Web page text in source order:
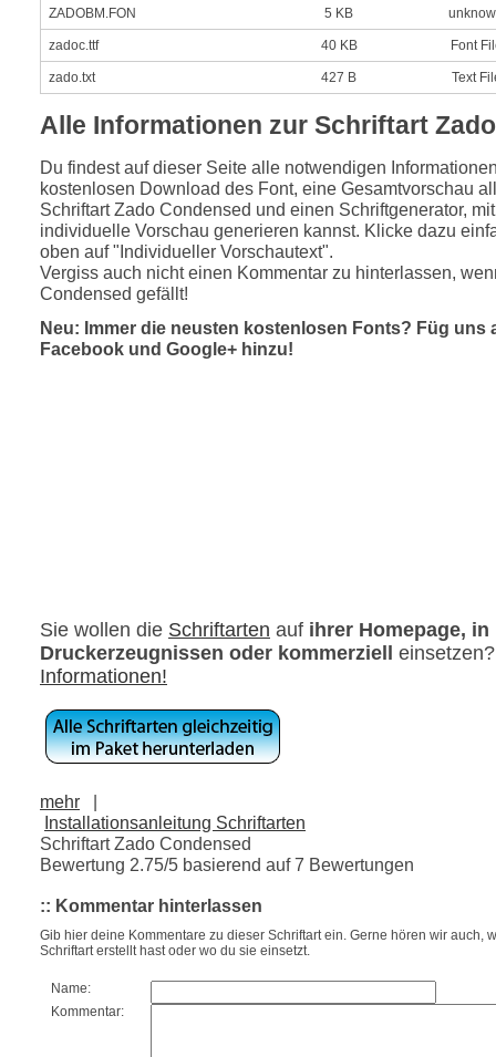
ZADOBM.FON 5 KB
zadoc.ttf 40 KB Font
zado.txt 427 B Text
Alle Informationen zur Schriftart
Du findest auf dieser Seite alle notwendigen
kostenlosen Download des Font, eine Gesamtvorschau
Schriftart Zado Condensed und einen Schriftgenerator,
individuelle Vorschau generieren kannst. Klicke dazu
oben auf "Individueller Vorschautext".
Vergiss auch nicht einen Kommentar zu hinterlassen,
Condensed gefällt!
Neu: Immer die neusten kostenlosen Fonts? Füg uns
Facebook und Google+ hinzu!
Sie wollen die Schriftarten auf ihrer Homepage, in
Druckerzeugnissen oder kommerziell
Informationen!
mehr
|
Installationsanleitung Schriftarten
Schriftart Zado Condensed
Bewertung 2.75/5 basierend auf7 Bewertungen
:: Kommentar hinterlassen
Gib hier deine Kommentare zu dieser Schriftart ein. Gerne hören wir auch,
Schriftart erstellt hast oder wo du sie einsetzt.
Name:
Kommentar: